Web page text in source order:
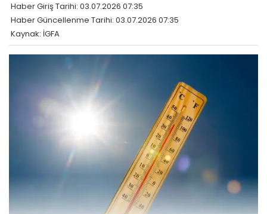
Haber Giriş Tarihi: 03.07.2026 07:35
Haber Güncellenme Tarihi: 03.07.2026 07:35
Kaynak: İGFA